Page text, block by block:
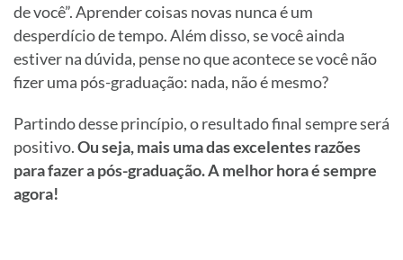
de você”. Aprender coisas novas nunca é um
desperdício de tempo. Além disso, se você ainda
estiver na dúvida, pense no que acontece se você não
fizer uma pós-graduação: nada, não é mesmo?
Partindo desse princípio, o resultado final sempre será
positivo.Ou seja, mais uma das excelentes razões
para fazer a pós-graduação. A melhor hora é sempre
agora!